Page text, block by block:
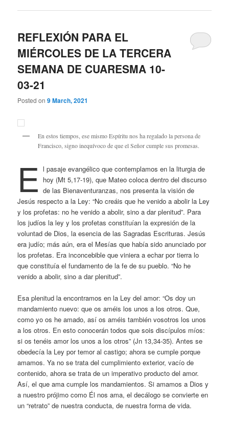
REFLEXIÓN PARA EL
MIÉRCOLES DE LA TERCERA
SEMANA DE CUARESMA 10-
03-21
Posted on9 March, 2021
En estos tiempos, ese mismo Espíritu nos ha regalado la persona de
Francisco, signo inequívoco de que el Señor cumple sus promesas.
E l pasaje evangélico que contemplamos en la liturgia de
hoy (Mt 5,17-19), que Mateo coloca dentro del discurso
de las Bienaventuranzas, nos presenta la visión de
Jesús respecto a la Ley: “No creáis que he venido a abolir la Ley
y los profetas: no he venido a abolir, sino a dar plenitud”. Para
los judíos la ley y los profetas constituían la expresión de la
voluntad de Dios, la esencia de las Sagradas Escrituras. Jesús
era judío; más aún, era el Mesías que había sido anunciado por
los profetas. Era inconcebible que viniera a echar por tierra lo
que constituía el fundamento de la fe de su pueblo. “No he
venido a abolir, sino a dar plenitud”.
Esa plenitud la encontramos en la Ley del amor: “Os doy un
mandamiento nuevo: que os améis los unos a los otros. Que,
como yo os he amado, así os améis también vosotros los unos
a los otros. En esto conocerán todos que sois discípulos míos:
si os tenéis amor los unos a los otros” (Jn 13,34-35). Antes se
obedecía la Ley por temor al castigo; ahora se cumple porque
amamos. Ya no se trata del cumplimiento exterior, vacío de
contenido, ahora se trata de un imperativo producto del amor.
Así, el que ama cumple los mandamientos. Si amamos a Dios y
a nuestro prójimo como Él nos ama, el decálogo se convierte en
un “retrato” de nuestra conducta, de nuestra forma de vida.